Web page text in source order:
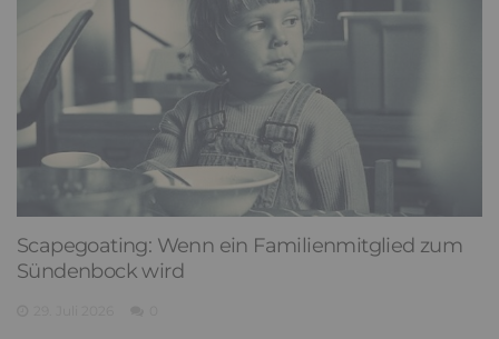
Scapegoating: Wenn ein Familienmitglied zum
Sündenbock wird